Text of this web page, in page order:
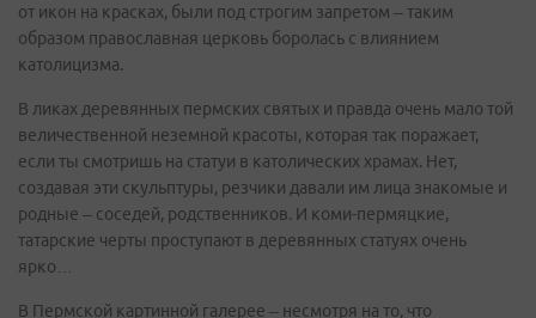
от икон на красках, были под строгим запретом – таким
образом православная церковь боролась с влиянием
католицизма.
В ликах деревянных пермских святых и правда очень мало той
величественной неземной красоты, которая так поражает,
если ты смотришь на статуи в католических храмах. Нет,
создавая эти скульптуры, резчики давали им лица знакомые и
родные – соседей, родственников. И коми-пермяцкие,
татарские черты проступают в деревянных статуях очень
ярко…
В Пермской картинной галерее – несмотря на то, что